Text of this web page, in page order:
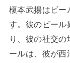
榎本武揚はビー
す。彼のビール
り、彼の社交
ールは、彼が西